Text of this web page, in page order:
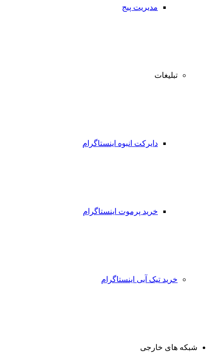
مدیریت پیج
تبلیغات
دایرکت انبوه اینستاگرام
خرید پرموت اینستاگرام
خرید تیک آبی اینستاگرام
شبکه های خارجی